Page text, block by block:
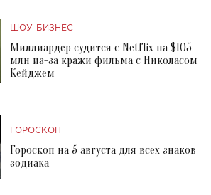
ШОУ-БИЗНЕС
Миллиардер судится с Netflix на $105
млн из-за кражи фильма с Николасом
Кейджем
ГОРОСКОП
Гороскоп на 5 августа для всех знаков
зодиака